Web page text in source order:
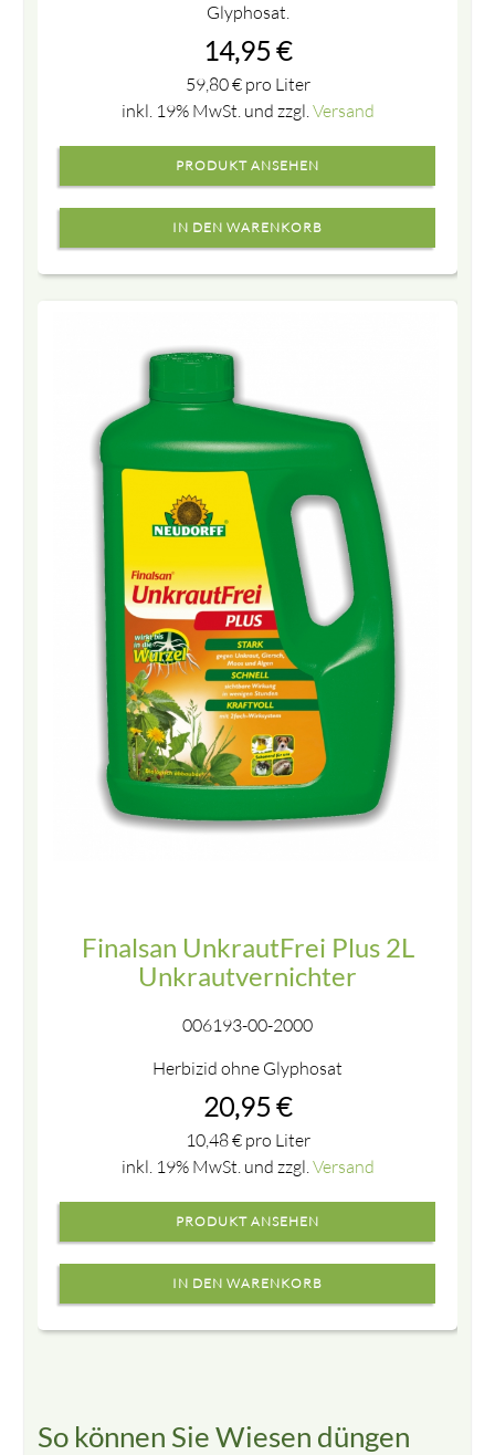
Glyphosat.
14,95 €
59,80€pro Liter
inkl. 19% MwSt. und zzgl.Versand
PRODUKT ANSEHEN
Finalsan UnkrautFrei Plus 2L
Unkrautvernichter
006193-00-2000
Herbizid ohne Glyphosat
20,95 €
10,48€pro Liter
inkl. 19% MwSt. und zzgl. Versand
PRODUKT ANSEHEN
So können Sie Wiesen düngen